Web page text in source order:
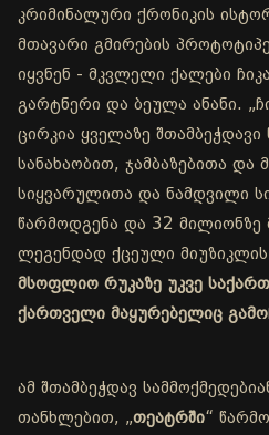
კრიმინალური ქრონიკის
მთავარი გმირების
იყვნენ - მკვლელი ქალები
გარტნერი და ბეულა ანანი.
ცირკია ყველაზე
სანახაობით, ჯამბაზებითა და
სიყვარულითა და ნამდვილი
წარმოდგენა და 32 მილიონზე
ლეგენდად ქცეული
მსოფლიო რუკაზე უკვე
ქართველი მაყურებელიც
ამ შთამბეჭდავ
თანხლებით, „თეატრში“